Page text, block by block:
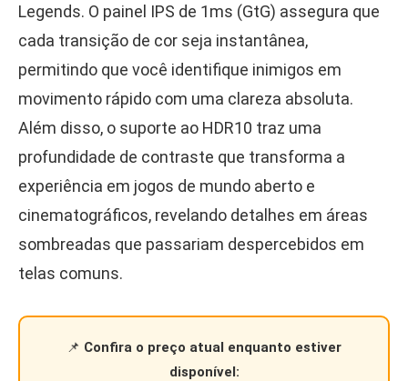
Legends. O painel IPS de 1ms (GtG) assegura que
cada transição de cor seja instantânea,
permitindo que você identifique inimigos em
movimento rápido com uma clareza absoluta.
Além disso, o suporte ao HDR10 traz uma
profundidade de contraste que transforma a
experiência em jogos de mundo aberto e
cinematográficos, revelando detalhes em áreas
sombreadas que passariam despercebidos em
telas comuns.
📌 Confira o preço atual enquanto estiver
disponível: